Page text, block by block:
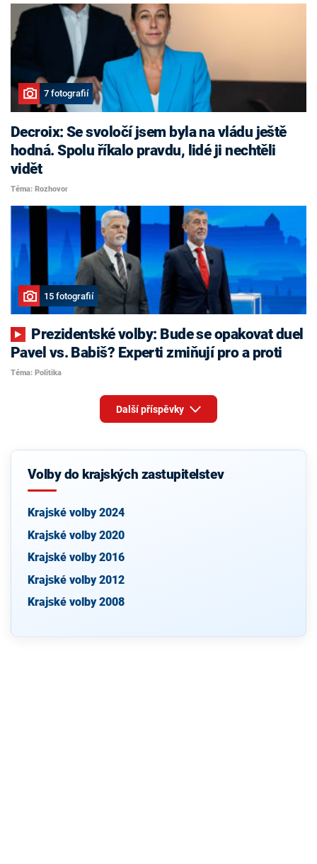
7 fotografií
Decroix: Se svoločí jsem byla na vládu ještě
hodná. Spolu říkalo pravdu, lidé ji nechtěli
vidět
Téma: Rozhovor
15 fotografií
Pavel vs. Babiš? Experti zmiňují pro a proti
Téma: Politika
Další příspěvky
Volby do krajských zastupitelstev
Krajské volby 2024
Krajské volby 2020
Krajské volby 2016
Krajské volby 2012
Krajské volby 2008